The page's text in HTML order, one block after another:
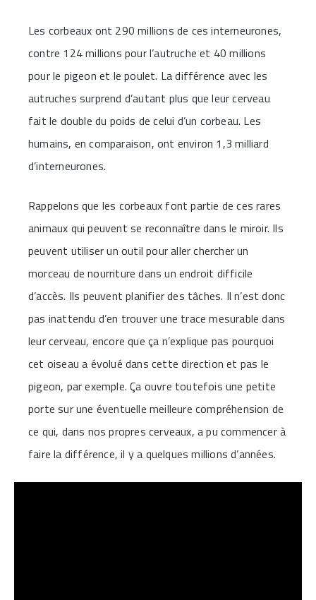
Les corbeaux ont 290 millions de ces interneurones,
contre 124 millions pour l’autruche et 40 millions
pour le pigeon et le poulet. La différence avec les
autruches surprend d’autant plus que leur cerveau
fait le double du poids de celui d’un corbeau. Les
humains, en comparaison, ont environ 1,3 milliard
d’interneurones.
Rappelons que les corbeaux font partie de ces rares
animaux qui peuvent se reconnaître dans le miroir. Ils
peuvent utiliser un outil pour aller chercher un
morceau de nourriture dans un endroit difficile
d’accès. Ils peuvent planifier des tâches. Il n’est donc
pas inattendu d’en trouver une trace mesurable dans
leur cerveau, encore que ça n’explique pas pourquoi
cet oiseau a évolué dans cette direction et pas le
pigeon, par exemple. Ça ouvre toutefois une petite
porte sur une éventuelle meilleure compréhension de
ce qui, dans nos propres cerveaux, a pu commencer à
faire la différence, il y a quelques millions d’années.